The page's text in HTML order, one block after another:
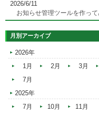
2026/6/11
お知らせ管理ツールを作って
月別アーカイブ
2026年
1月
2月 3月
7月
2025年
7月
10月
11月